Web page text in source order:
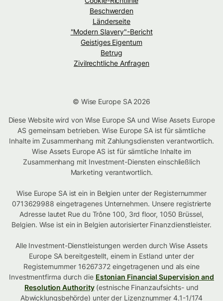
Beschwerden
Länderseite
"Modern Slavery"-Bericht
Geistiges Eigentum
Betrug
Zivilrechtliche Anfragen
© Wise Europe SA 2026
Diese Website wird von Wise Europe SA und Wise Assets Europe
AS gemeinsam betrieben. Wise Europe SA ist für sämtliche
Inhalte im Zusammenhang mit Zahlungsdiensten verantwortlich.
Wise Assets Europe AS ist für sämtliche Inhalte im
Zusammenhang mit Investment-Diensten einschließlich
Marketing verantwortlich.
Wise Europe SA ist ein in Belgien unter der Registernummer
0713629988 eingetragenes Unternehmen. Unsere registrierte
Adresse lautet Rue du Trône 100, 3rd floor, 1050 Brüssel,
Belgien. Wise ist ein in Belgien autorisierter Finanzdienstleister.
Alle Investment-Dienstleistungen werden durch Wise Assets
Europe SA bereitgestellt, einem in Estland unter der
Registernummer 16267372 eingetragenen und als eine
Investmentfirma durch die Estonian Financial Supervision and
Resolution Authority(estnische Finanzaufsichts- und
Abwicklungsbehörde) unter der Lizenznummer 4.1-1/174